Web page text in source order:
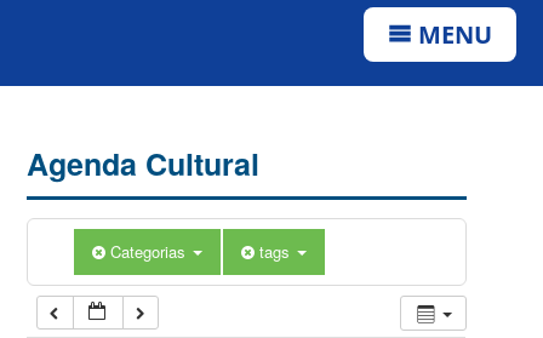
MENU
Agenda Cultural
Categorias tags